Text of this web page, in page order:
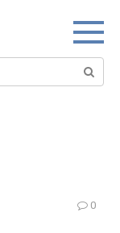
0